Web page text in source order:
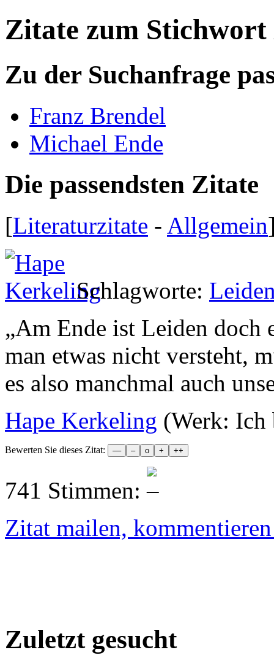
Zitate zum Stichwort
Zu der Suchanfrage
Franz Brendel
Michael Ende
Die passendsten Zitate
[Literaturzitate - Allgemein
Schlagworte:
„Am Ende ist Leiden doch
man etwas nicht versteht,
es also manchmal auch
Hape Kerkeling (Werk: Ich
Bewerten Sie dieses Zitat:
741 Stimmen:
Zitat mailen,
Zuletzt gesucht